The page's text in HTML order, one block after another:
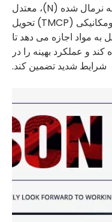
صفحات در شرایط مختلف، از جمله نرمال شده (N)، معتدل
(T)، یا پردازش شده با کنترل ترمومکانیکی (TMCP) تحویل
به مواد اجازه می دهد تا
و عملکرد بهینه را در
شرایط شدید تضمین کند.